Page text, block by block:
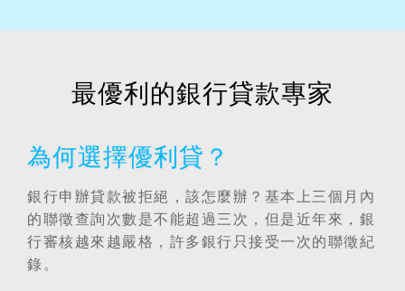
最優利的銀行貸款專家
為何選擇優利貸？
銀行申辦貸款被拒絕，該怎麼辦？基本上三個月內
的聯徵查詢次數是不能超過三次，但是近年來，銀
行審核越來越嚴格，許多銀行只接受一次的聯徵紀
錄。